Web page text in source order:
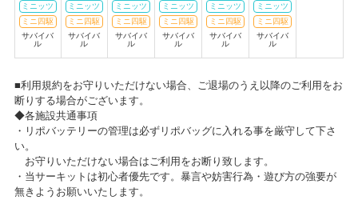
2019/01/10
TVアニメ「ガーリー・エアフォース」特別企画『グリペン役・森嶋優
2018/12/28
P-1 グランプリ 2018 本戦決勝結果
2018/12/28
TVアニメ「ガーリー・エアフォース」特別企画『グリペン役・森嶋優
花、プラモデル組み立て企画』！
プラモデル展示会 「模型最前線2024 ～夏のキャラモデル～」
2024/05/27(月)～2024/07/21(日)
お客様感謝祭2024春プレゼント当選発表のお知らせ
2024/05/25(土)
カテゴリ：キャンペーン
RDX MASTERS Rd.3タムタム札幌店で開催決定！
ミニッツ
ミニ四駆
サバイバ
ル
ミニッツ
ミニ四駆
サバイバ
ル
ミニッツ
ミニ四駆
サバイバ
ル
ミニッツ
ミニ四駆
サバイバ
ル
ミニッツ
ミニ四駆
サバイバ
ル
ミニッツ
ミニ四駆
サバイバ
ル
■利用規約をお守りいただけない場合、ご退場のうえ以降のご利用をお
断りする場合がございます。
◆各施設共通事項
・リポバッテリーの管理は必ずリポバッグに入れる事を厳守して下さ
い。
お守りいただけない場合はご利用をお断り致します。
・当サーキットは初心者優先です。暴言や妨害行為・遊び方の強要が
無きようお願いいたします。